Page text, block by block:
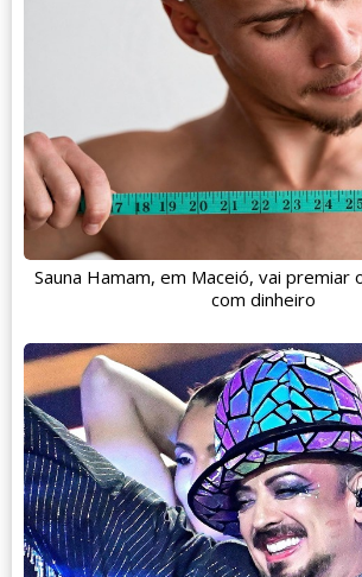
Sauna Hamam, em Maceió, vai premiar
com dinheiro